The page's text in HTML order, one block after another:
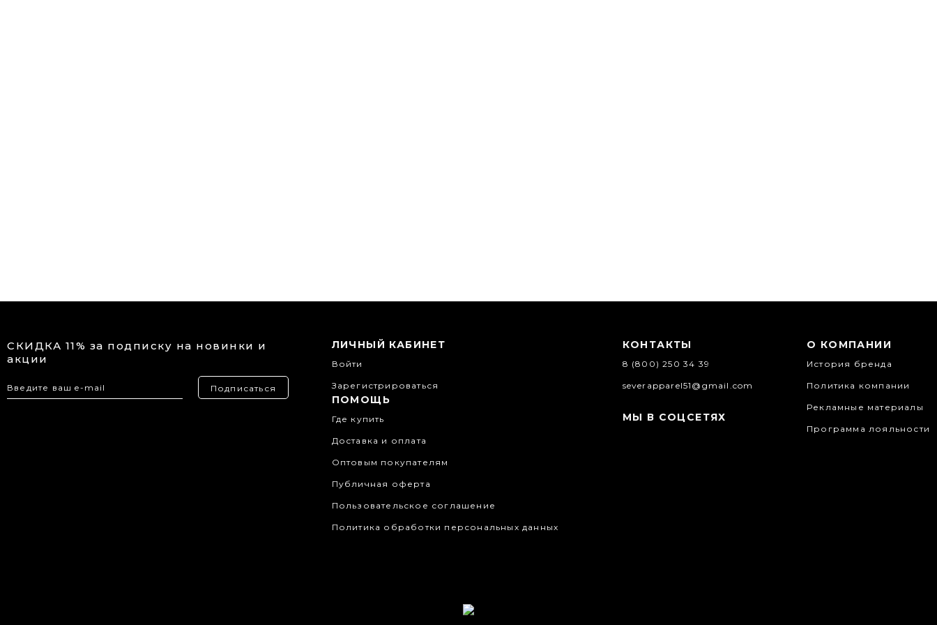
СКИДКА 11% за подписку на новинки и
акции
Подписаться
ЛИЧНЫЙ КАБИНЕТ
Войти
Зарегистрироваться
ПОМОЩЬ
Где купить
Доставка и оплата
Оптовым покупателям
Публичная оферта
Пользовательское соглашение
Политика обработки персональных данных
КОНТАКТЫ
8 (800) 250 34 39
severapparel51@gmail.com
МЫ В СОЦСЕТЯХ
О КОМПАНИИ
История бренда
Политика компании
Рекламные материалы
Программа лояльности